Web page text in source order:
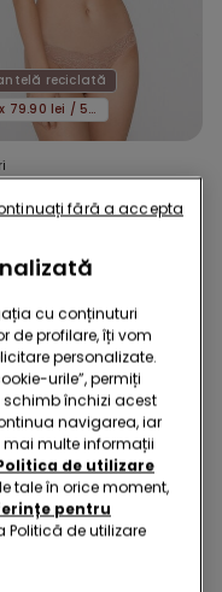
reciclată
3 x 79.90 lei / 5 x 119.90 lei
Reciclată
cu conținuturi
de profilare, îți vom
personalizate.
urile”, permiți
închizi acest
navigarea, iar
mai multe informații
de utilizare
tale în orice moment,
pentru
de utilizare
fără a accepta